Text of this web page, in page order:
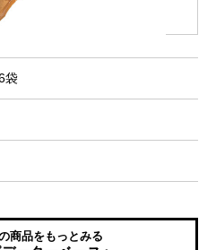
袋
商品をもっとみる